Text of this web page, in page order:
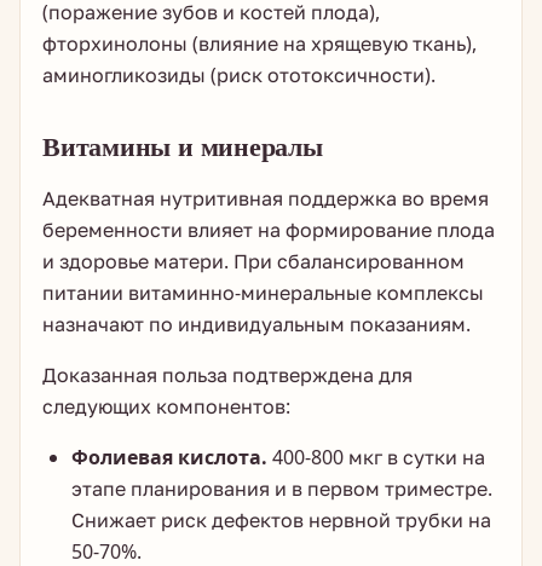
(поражение зубов и костей плода),
фторхинолоны (влияние на хрящевую ткань),
аминогликозиды (риск ототоксичности).
Витамины и минералы
Адекватная нутритивная поддержка во время
беременности влияет на формирование плода
и здоровье матери. При сбалансированном
питании витаминно-минеральные комплексы
назначают по индивидуальным показаниям.
Доказанная польза подтверждена для
следующих компонентов:
Фолиевая кислота. 400-800 мкг в сутки на
этапе планирования и в первом триместре.
Снижает риск дефектов нервной трубки на
50-70%.